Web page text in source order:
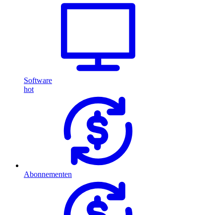
Software
hot
Abonnementen